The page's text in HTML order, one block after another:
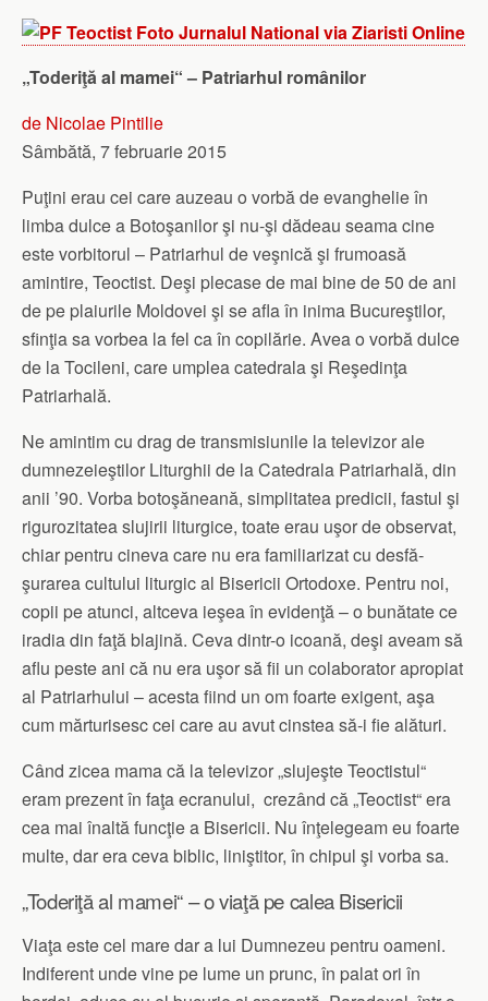
„Toderiţă al mamei“ – Patriarhul românilor
de Nicolae Pintilie
Sâmbătă, 7 februarie 2015
Puţini erau cei care auzeau o vorbă de evanghelie în
limba dulce a Botoşanilor şi nu-şi dădeau seama cine
este vorbitorul – Patriarhul de veşnică şi frumoasă
amintire, Teoctist. Deşi plecase de mai bine de 50 de ani
de pe plaiurile Moldovei şi se afla în inima Bucureştilor,
sfinţia sa vorbea la fel ca în copilărie. Avea o vorbă dulce
de la Tocileni, care umplea catedrala şi Reşedinţa
Patriarhală.
Ne amintim cu drag de transmisiunile la televizor ale
dum­nezeieştilor Liturghii de la Catedrala Patri­arhală, din
anii ’90. Vorba boto­şă­neană, simplitatea predicii, fastul şi
rigurozitatea slujirii liturgice, toate erau uşor de observat,
chiar pentru cineva care nu era familiarizat cu des­fă­
şurarea cultului liturgic al Bisericii Ortodoxe. Pentru noi,
copii pe atunci, altceva ieşea în evidenţă – o bunătate ce
iradia din faţă blajină. Ceva dintr-o icoană, deşi aveam să
aflu peste ani că nu era uşor să fii un colaborator apropiat
al Pa­triarhului – acesta fiind un om foarte exigent, aşa
cum mărturisesc cei care au avut cinstea să-i fie alături.
Când zicea mama că la televizor „slujeşte Teoctistul“
eram prezent în faţa ecranului, cre­zând că „Teoctist“ era
cea mai înaltă funcţie a Bisericii. Nu înţelegeam eu foarte
multe, dar era ceva biblic, liniştitor, în chipul şi vorba sa.
„Toderiţă al mamei“ – o viaţă pe calea Bisericii
Viaţa este cel mare dar a lui Dumnezeu pentru oameni.
Indiferent unde vine pe lume un prunc, în palat ori în